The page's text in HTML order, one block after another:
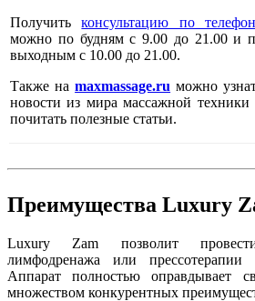
Получитьконсультацию по
можно по будням с 9.00 до 21.00 и
выходным с 10.00 до 21.00.
Также наmaxmassage.ru можно
новости из мира массажной техники
почитать полезные статьи.
Преимущества Luxury
Luxury Zam позволит
лимфодренажа или
Аппарат полностью оправдывает
множеством конкурентных